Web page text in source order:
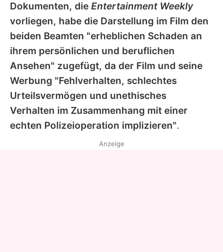
Dokumenten, die Entertainment Weekly
vorliegen, habe die Darstellung im Film den
beiden Beamten "erheblichen Schaden an
ihrem persönlichen und beruflichen
Ansehen" zugefügt, da der Film und seine
Werbung "Fehlverhalten, schlechtes
Urteilsvermögen und unethisches
Verhalten im Zusammenhang mit einer
echten Polizeioperation implizieren".
Anzeige